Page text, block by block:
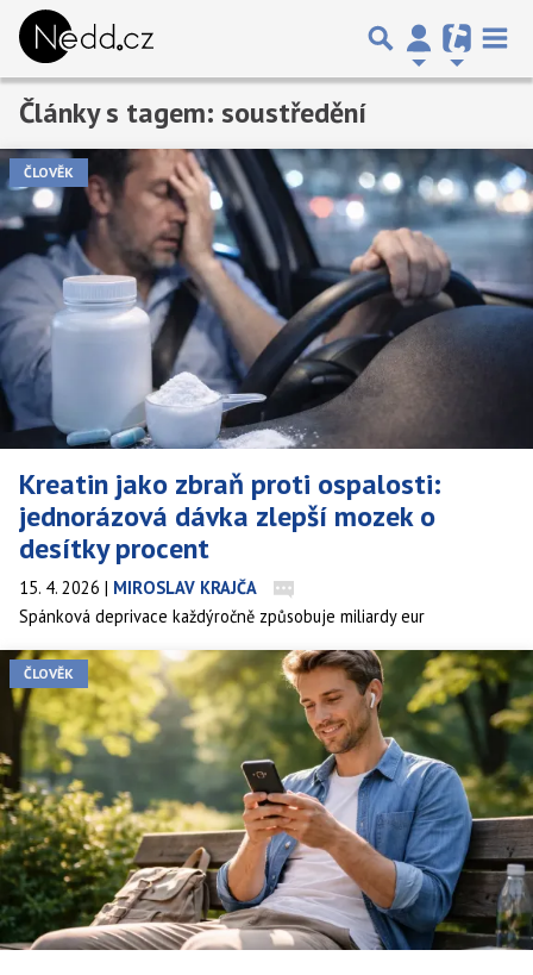
Články s tagem: soustředění
ČLOVĚK
Kreatin jako zbraň proti ospalosti:
jednorázová dávka zlepší mozek o
desítky procent
15. 4. 2026 | MIROSLAV KRAJČA
Spánková deprivace každýročně způsobuje miliardy eur
ekonomických ztrát, tisíce dopravních nehod a nezměrné lidské
utrpení. Co když ale existuje levné, bezpečné a legální řešení,
které dokáže mozek v kritisčkých chvílích nastartovat? Nová
studie publikovaná v prestižním vědeckém časopisu Scientific
Reports ukazuje, že jednorázová vysoká dávka kreatinu dokáže
částečně zvrátit kognitivní i metabolické dopady probdelé noci – a
to v řádu hodin.
ČLOVĚK